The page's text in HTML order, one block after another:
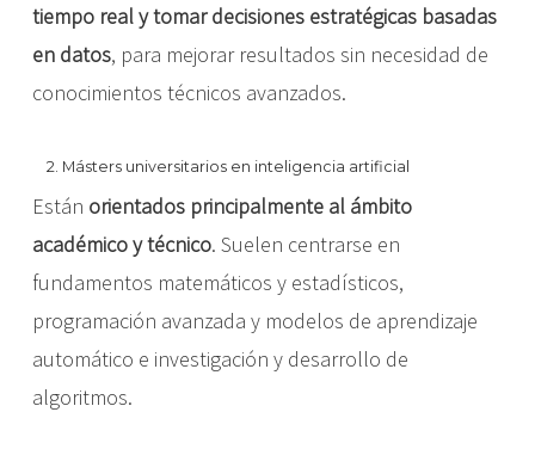
tiempo real y tomar decisiones estratégicas basadas
en datos, para mejorar resultados sin necesidad de
conocimientos técnicos avanzados.
2. Másters universitarios en inteligencia artificial
Están orientados principalmente al ámbito
académico y técnico. Suelen centrarse en
fundamentos matemáticos y estadísticos,
programación avanzada y modelos de aprendizaje
automático e investigación y desarrollo de
algoritmos.